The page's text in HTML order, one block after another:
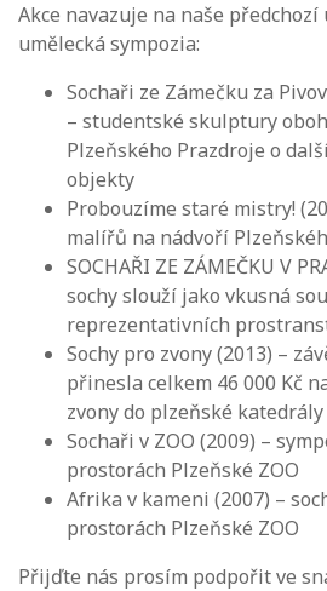
Akce navazuje na naše
umělecká sympozia:
Sochaři ze Zámečku za
– studentské skulptury
Plzeňského Prazdroje o
objekty
Probouzíme staré mistry!
malířů na nádvoří
SOCHAŘI ZE ZÁMEČKU V
sochy slouží jako vkusná
reprezentativních
Sochy pro zvony (2013) –
přinesla celkem 46 000 Kč
zvony do plzeňské
Sochaři v ZOO (2009) –
prostorách Plzeňské ZOO
Afrika v kameni (2007) –
prostorách Plzeňské ZOO
Přijďte nás prosím podpořit ve